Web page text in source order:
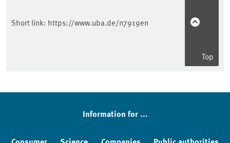
Short link: https://www.uba.de/n7919en
Top
Information for ...